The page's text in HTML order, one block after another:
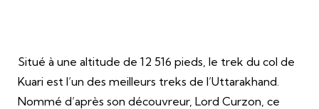
Situé à une altitude de 12 516 pieds, le trek du col de
Kuari est l’un des meilleurs treks de l’Uttarakhand.
Nommé d’après son découvreur, Lord Curzon, ce